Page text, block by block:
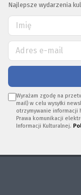
Najlepsze wydarzenia
Wyrażam zgodę na
mail) w celu wysyłki
otrzymywanie informacji
Prawa komunikacji
Informacji Kulturalnej.